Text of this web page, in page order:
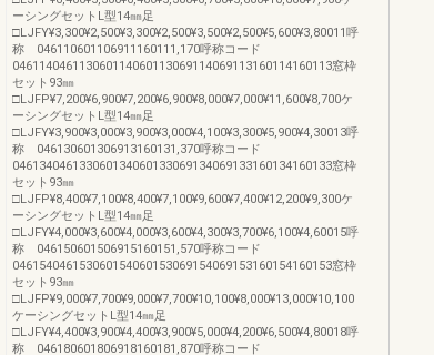
ーシングセットL型14㎜足
□LJFY¥3,300¥2,500¥3,300¥2,500¥3,500¥2,500¥5,600¥3,80011呼
称 046110601106911160111,170呼称コード
046114046113060114060113069114069113160114160113窓枠
セット93㎜
□LJFP¥7,200¥6,900¥7,200¥6,900¥8,000¥7,000¥11,600¥8,700ケ
ーシングセットL型14㎜足
□LJFY¥3,900¥3,000¥3,900¥3,000¥4,100¥3,300¥5,900¥4,30013呼
称 046130601306913160131,370呼称コード
046134046133060134060133069134069133160134160133窓枠
セット93㎜
□LJFP¥8,400¥7,100¥8,400¥7,100¥9,600¥7,400¥12,200¥9,300ケ
ーシングセットL型14㎜足
□LJFY¥4,000¥3,600¥4,000¥3,600¥4,300¥3,700¥6,100¥4,60015呼
称 046150601506915160151,570呼称コード
046154046153060154060153069154069153160154160153窓枠
セット93㎜
□LJFP¥9,000¥7,700¥9,000¥7,700¥10,100¥8,000¥13,000¥10,100
ケーシングセットL型14㎜足
□LJFY¥4,400¥3,900¥4,400¥3,900¥5,000¥4,200¥6,500¥4,80018呼
称 046180601806918160181,870呼称コード